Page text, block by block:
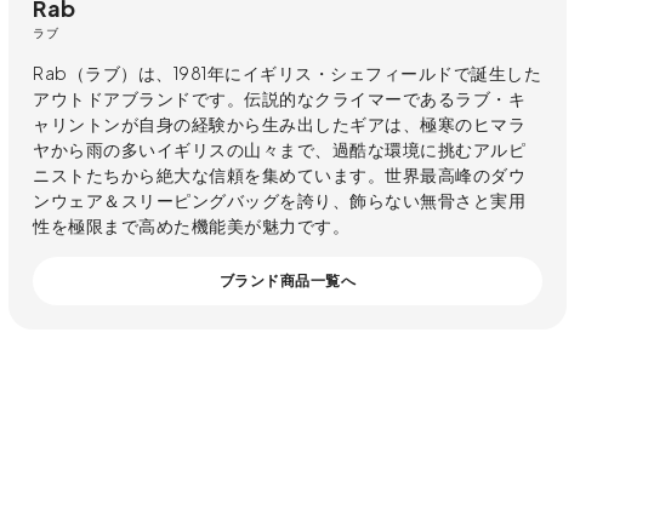
Rab
ラブ
Rab（ラブ）は、1981年にイギリス・シェフィールドで誕生した
アウトドアブランドです。伝説的なクライマーであるラブ・キ
ャリントンが自身の経験から生み出したギアは、極寒のヒマラ
ヤから雨の多いイギリスの山々まで、過酷な環境に挑むアルピ
ニストたちから絶大な信頼を集めています。世界最高峰のダウ
ンウェア＆スリーピングバッグを誇り、飾らない無骨さと実用
性を極限まで高めた機能美が魅力です。
ブランド商品一覧へ